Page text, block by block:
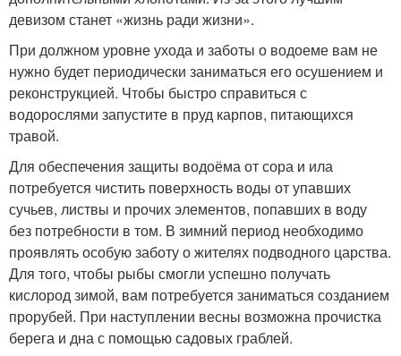
девизом станет «жизнь ради жизни».
При должном уровне ухода и заботы о водоеме вам не
нужно будет периодически заниматься его осушением и
реконструкцией. Чтобы быстро справиться с
водорослями запустите в пруд карпов, питающихся
травой.
Для обеспечения защиты водоёма от сора и ила
потребуется чистить поверхность воды от упавших
сучьев, листвы и прочих элементов, попавших в воду
без потребности в том. В зимний период необходимо
проявлять особую заботу о жителях подводного царства.
Для того, чтобы рыбы смогли успешно получать
кислород зимой, вам потребуется заниматься созданием
прорубей. При наступлении весны возможна прочистка
берега и дна с помощью садовых граблей.